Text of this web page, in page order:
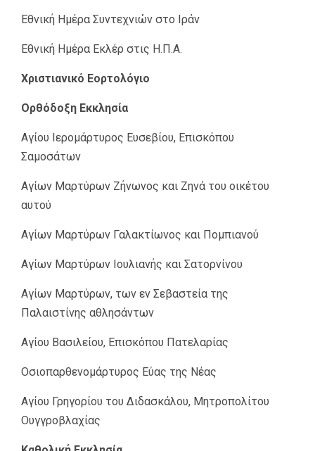
Εθνική Ημέρα Συντεχνιών στο Ιράν
Εθνική Ημέρα Εκλέρ στις Η.Π.Α.
Χριστιανικό Εορτολόγιο
Ορθόδοξη Εκκλησία
Aγίου Ιερομάρτυρος Ευσεβίου, Επισκόπου
Σαμοσάτων
Aγίων Μαρτύρων Ζήνωνος και Ζηνά του οικέτου
αυτού
Aγίων Μαρτύρων Γαλακτίωνος και Πομπιανού
Aγίων Μαρτύρων Ιουλιανής και Σατορνίνου
Aγίων Μαρτύρων, των εν Σεβαστεία της
Παλαιστίνης αθλησάντων
Aγίου Βασιλείου, Επισκόπου Πατελαρίας
Οσιοπαρθενομάρτυρος Εύας της Νέας
Αγίου Γρηγορίου του Διδασκάλου, Μητροπολίτου
Ουγγροβλαχίας